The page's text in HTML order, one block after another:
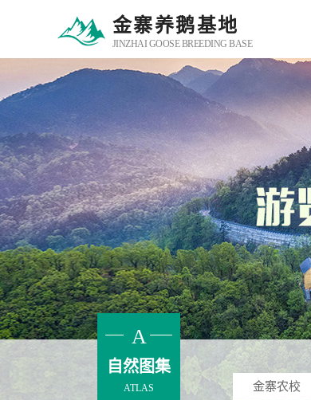
金寨养鹅基地
JINZHAI GOOSE BREEDING BASE
A
自然图集
ATLAS 金寨农校